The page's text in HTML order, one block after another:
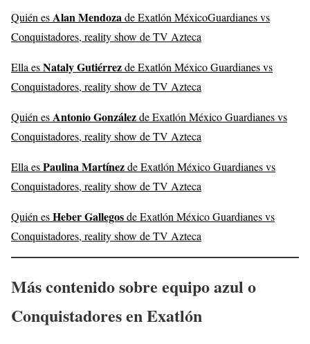
Quién esAlan Mendozade Exatlón MéxicoGuardianes vs
Conquistadores, reality show de TV Azteca
Ella esNataly Gutiérrezde Exatlón México Guardianes vs
Conquistadores, reality show de TV Azteca
Quién esAntonio Gonzálezde Exatlón México Guardianes vs
Conquistadores, reality show de TV Azteca
Ella esPaulina Martínezde Exatlón México Guardianes vs
Conquistadores, reality show de TV Azteca
Quién esHeber Gallegosde Exatlón México Guardianes vs
Conquistadores, reality show de TV Azteca
Más contenido sobre equipo azul o
Conquistadores en Exatlón